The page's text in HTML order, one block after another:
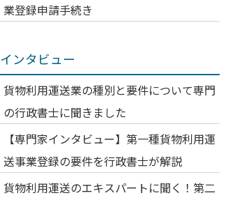
業登録申請手続き
インタビュー
貨物利用運送業の種別と要件について専門
の行政書士に聞きました
【専門家インタビュー】第一種貨物利用運
送事業登録の要件を行政書士が解説
貨物利用運送のエキスパートに聞く！第二